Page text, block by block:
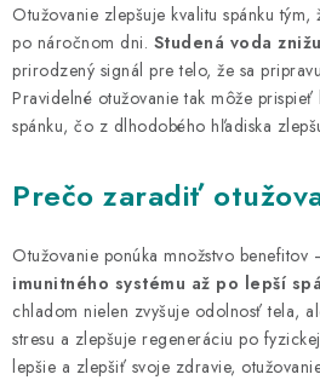
Otužovanie zlepšuje kvalitu spánku
po náročnom dni. Studená voda
prirodzený signál pre telo, že sa
Pravidelné otužovanie tak môže prispieť
spánku, čo z dlhodobého hľadiska
Prečo zaradiť
Otužovanie ponúka množstvo benefitov
imunitného systému až po lepší
chladom nielen zvyšuje odolnosť tela,
stresu a zlepšuje regeneráciu po
lepšie a zlepšiť svoje zdravie,